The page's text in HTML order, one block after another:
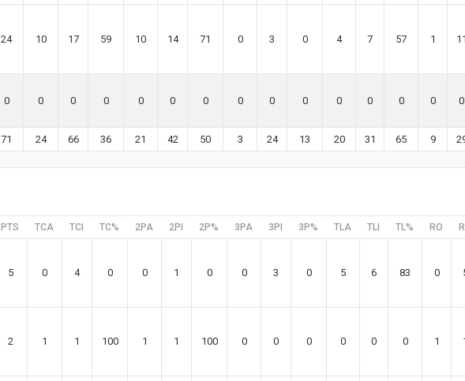
24 10 17 59 10 14 71 0 3 0 4 7 57 1
0 0 0 0 0 0 0 0 0 0 0 0 0 0 0
71 24 66 36 21 42 50 3 24 13 20 31 65 9
PTS TCA TCI TC% 2PA 2PI 2P% 3PA 3PI 3P% TLA TLI TL% RO
5 0 4 0 0 1 0 0 3 0 5 6 83 0
2 1 1 100 1 1 100 0 0 0 0 0 0 1